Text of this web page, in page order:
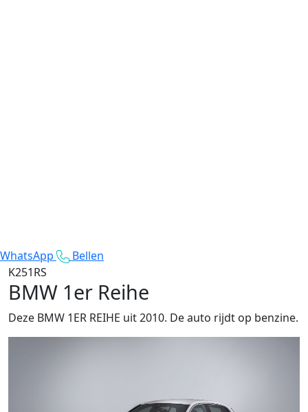
WhatsApp
Bellen
K251RS
BMW 1er Reihe
Deze BMW 1ER REIHE uit 2010. De auto rijdt op benzine.